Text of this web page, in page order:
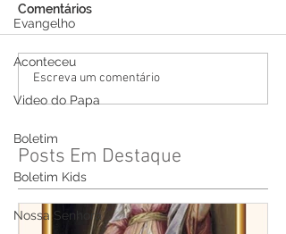
Evangelho
Aconteceu
Video do Papa
Boletim
Boletim Kids
Nossa Senhora
Comentários
Escreva um comentário
Posts Em Destaque